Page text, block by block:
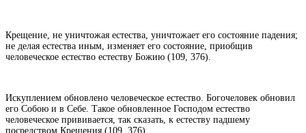
Крещение, не уничтожая естества, уничтожает его состояние падения;
не делая естества иным, изменяет его состояние, приобщив
человеческое естество естеству Божию (109, 376).
Искуплением обновлено человеческое естество. Богочеловек обновил
его Собою и в Себе. Такое обновленное Господом естество
человеческое прививается, так сказать, к естеству падшему
посредством Крещения (109, 376).